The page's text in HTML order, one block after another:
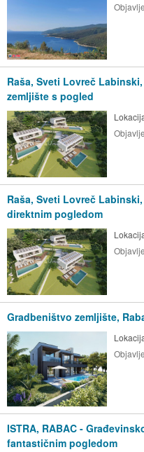
Raša, Sveti Lovreč
zemljište s pogled
Raša, Sveti Lovreč
direktnim pogledom
Gradbeništvo zemljište,
ISTRA, RABAC -
fantastičnim pogledom